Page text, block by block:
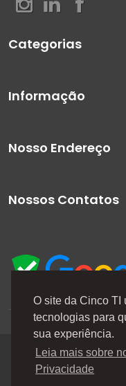
O site da Cinco TI
tecnologias para
sua experiência.
Leia mais sobre
Privacidade
Categorias
Informação
A Cinco TI (5TI) é
COMERCIO E
Todos os direitos
site ou via e-mails
prévio aviso. A 5TI
fotos contidas nessa
Nosso Endereço
Nossos Contatos